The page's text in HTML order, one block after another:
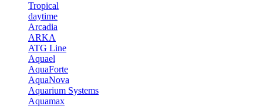
Tropical
daytime
Arcadia
ARKA
ATG Line
Aquael
AquaForte
AquaNova
Aquarium Systems
Aquamax